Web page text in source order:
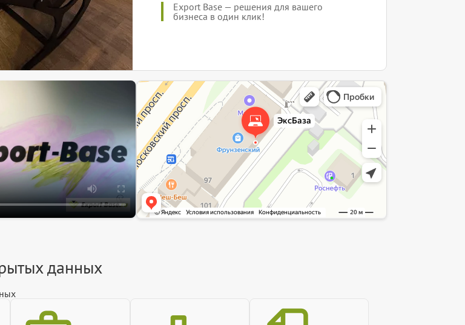
Export Base — решения для вашего
бизнеса в один клик!
ЭкспортБейз
Информационный интернет-сайт в Ярославле
Информационная служба в Ярославле
данных